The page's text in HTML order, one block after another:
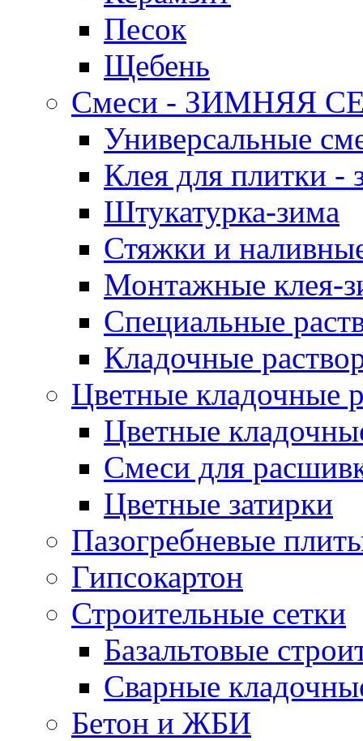
Песок
Щебень
Смеси - ЗИМНЯЯ
Универсальные
Клея для плитки -
Штукатурка-зима
Стяжки и
Монтажные клея-
Специальные
Кладочные
Цветные кладочные
Цветные
Cмеси для
Цветные затирки
Пазогребневые
Гипсокартон
Строительные сетки
Базальтовые
Сварные
Бетон и ЖБИ